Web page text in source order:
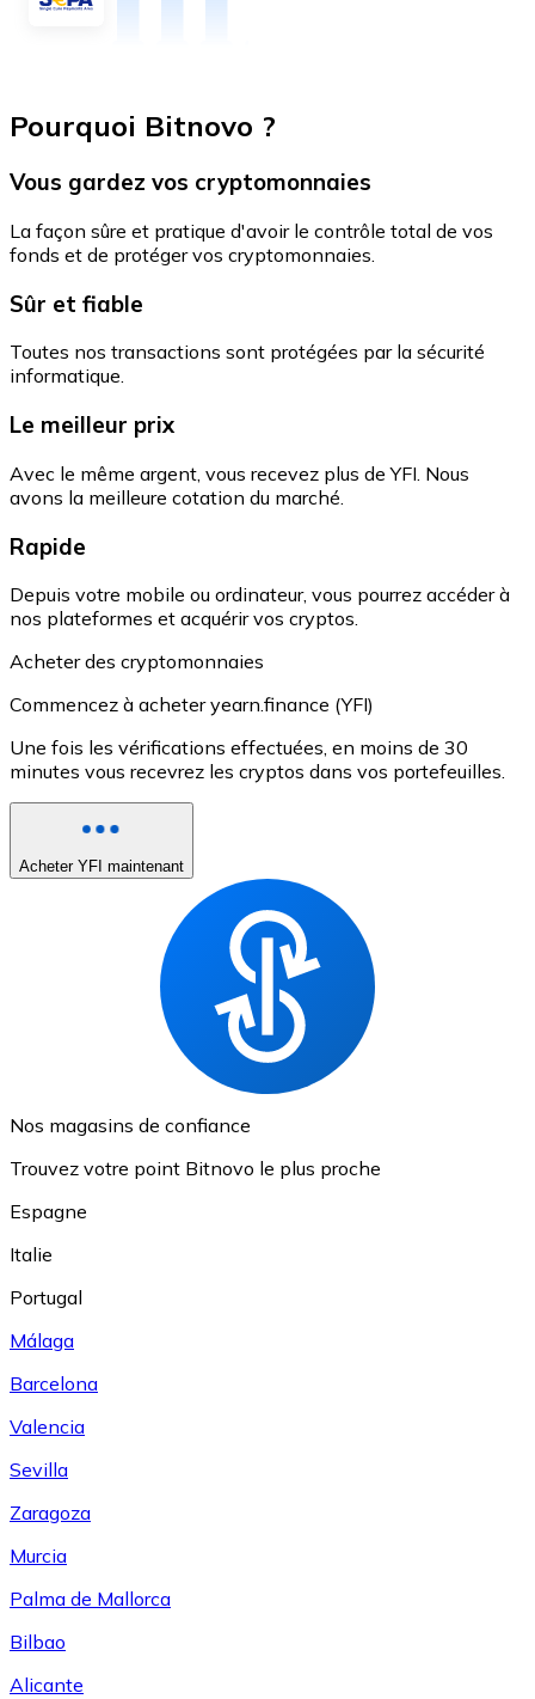
Pourquoi Bitnovo ?
Vous gardez vos cryptomonnaies
La façon sûre et pratique d'avoir le contrôle total de vos
fonds et de protéger vos cryptomonnaies.
Sûr et fiable
Toutes nos transactions sont protégées par la sécurité
informatique.
Le meilleur prix
Avec le même argent, vous recevez plus de YFI. Nous
avons la meilleure cotation du marché.
Rapide
Depuis votre mobile ou ordinateur, vous pourrez accéder à
nos plateformes et acquérir vos cryptos.
Acheter des cryptomonnaies
Commencez à acheter yearn.finance (YFI)
Une fois les vérifications effectuées, en moins de 30
minutes vous recevrez les cryptos dans vos portefeuilles.
Acheter YFI maintenant
Nos magasins de confiance
Trouvez votre point Bitnovo le plus proche
Espagne
Italie
Portugal
Málaga
Barcelona
Valencia
Sevilla
Zaragoza
Murcia
Palma de Mallorca
Bilbao
Alicante